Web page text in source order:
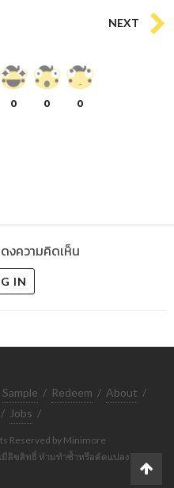
NEXT
0 0 0
งความคิดเห็น
IN
Sample / Redeem / About /
/ Jobs /
Reserved by Minimore
มีลิขสิทธิ์ ห้ามทำซ้ำหรือดัดแปลง